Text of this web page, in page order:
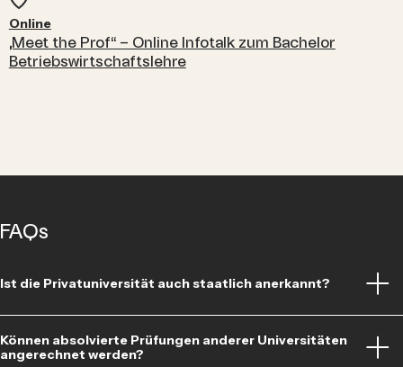
Online
„Meet the Prof“ – Online Infotalk zum Bachelor
Betriebswirtschaftslehre
FAQs
Ist die Privatuniversität auch staatlich anerkannt?
Privatuniversität als auch unsere Studiengänge sind von der
Agentur für Qualitätssicherung und Akkreditierung Austria
Können absolvierte Prüfungen anderer Universitäten
angerechnet werden?